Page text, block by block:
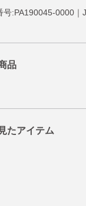
号:PA190045-0000
品
たアイテム